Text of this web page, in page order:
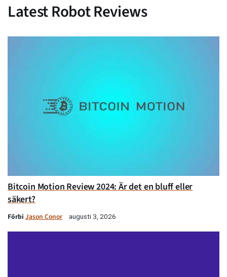
Latest Robot Reviews
Bitcoin Motion Review 2024: Är det en bluff eller
säkert?
Förbi Jason Conor augusti 3, 2026